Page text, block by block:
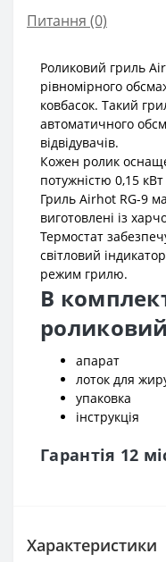
Питання (0)
Роликовий гриль
рівномірного
ковбасок. Такий
автоматичного
відвідувачів.
Кожен ролик
потужністю 0,15
Гриль Airhot RG-9
виготовлені із
Термостат
світловий
режим грилю.
В
апарат
лоток для
упаковка
інструкція
Гарантія 12
Характеристики